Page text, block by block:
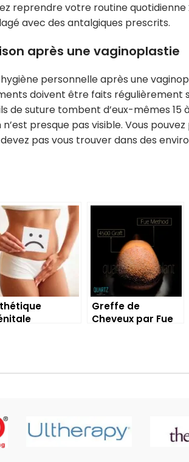
reprendre votre routine
avec des antalgiques prescrits.
après une vaginoplastie
personnelle après une
doivent être faits
suture tombent d’eux-mêmes 15
presque pas visible. Vous
pas vous trouver dans des
Greffe de
Cheveux par Fue